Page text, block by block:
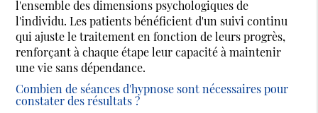
l'ensemble des dimensions psychologiques de
l'individu. Les patients bénéficient d'un suivi continu
qui ajuste le traitement en fonction de leurs progrès,
renforçant à chaque étape leur capacité à maintenir
une vie sans dépendance.
Combien de séances d'hypnose sont nécessaires pour
constater des résultats ?